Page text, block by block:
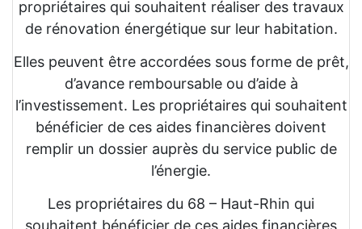
propriétaires qui souhaitent réaliser des travaux
de rénovation énergétique sur leur habitation.
Elles peuvent être accordées sous forme de prêt,
d’avance remboursable ou d’aide à
l’investissement. Les propriétaires qui souhaitent
bénéficier de ces aides financières doivent
remplir un dossier auprès du service public de
l’énergie.
Les propriétaires du 68 – Haut-Rhin qui
souhaitent bénéficier de ces aides financières